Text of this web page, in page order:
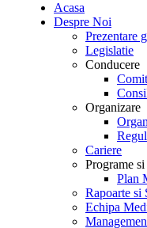
Acasa
Despre Noi
Prezentare
Legislatie
Conducere
Organizare
Cariere
Programe
Plan
Rapoarte si
Echipa